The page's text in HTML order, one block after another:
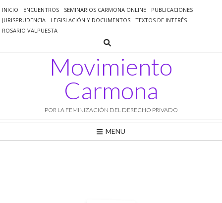
al
contenido
INICIO ENCUENTROS SEMINARIOS CARMONA ONLINE
PUBLICACIONES
JURISPRUDENCIA
LEGISLACIÓN Y DOCUMENTOS
TEXTOS DE INTERÉS
ROSARIO VALPUESTA
Movimiento
Carmona
POR LA FEMINIZACIÓN DEL DERECHO PRIVADO
MENU